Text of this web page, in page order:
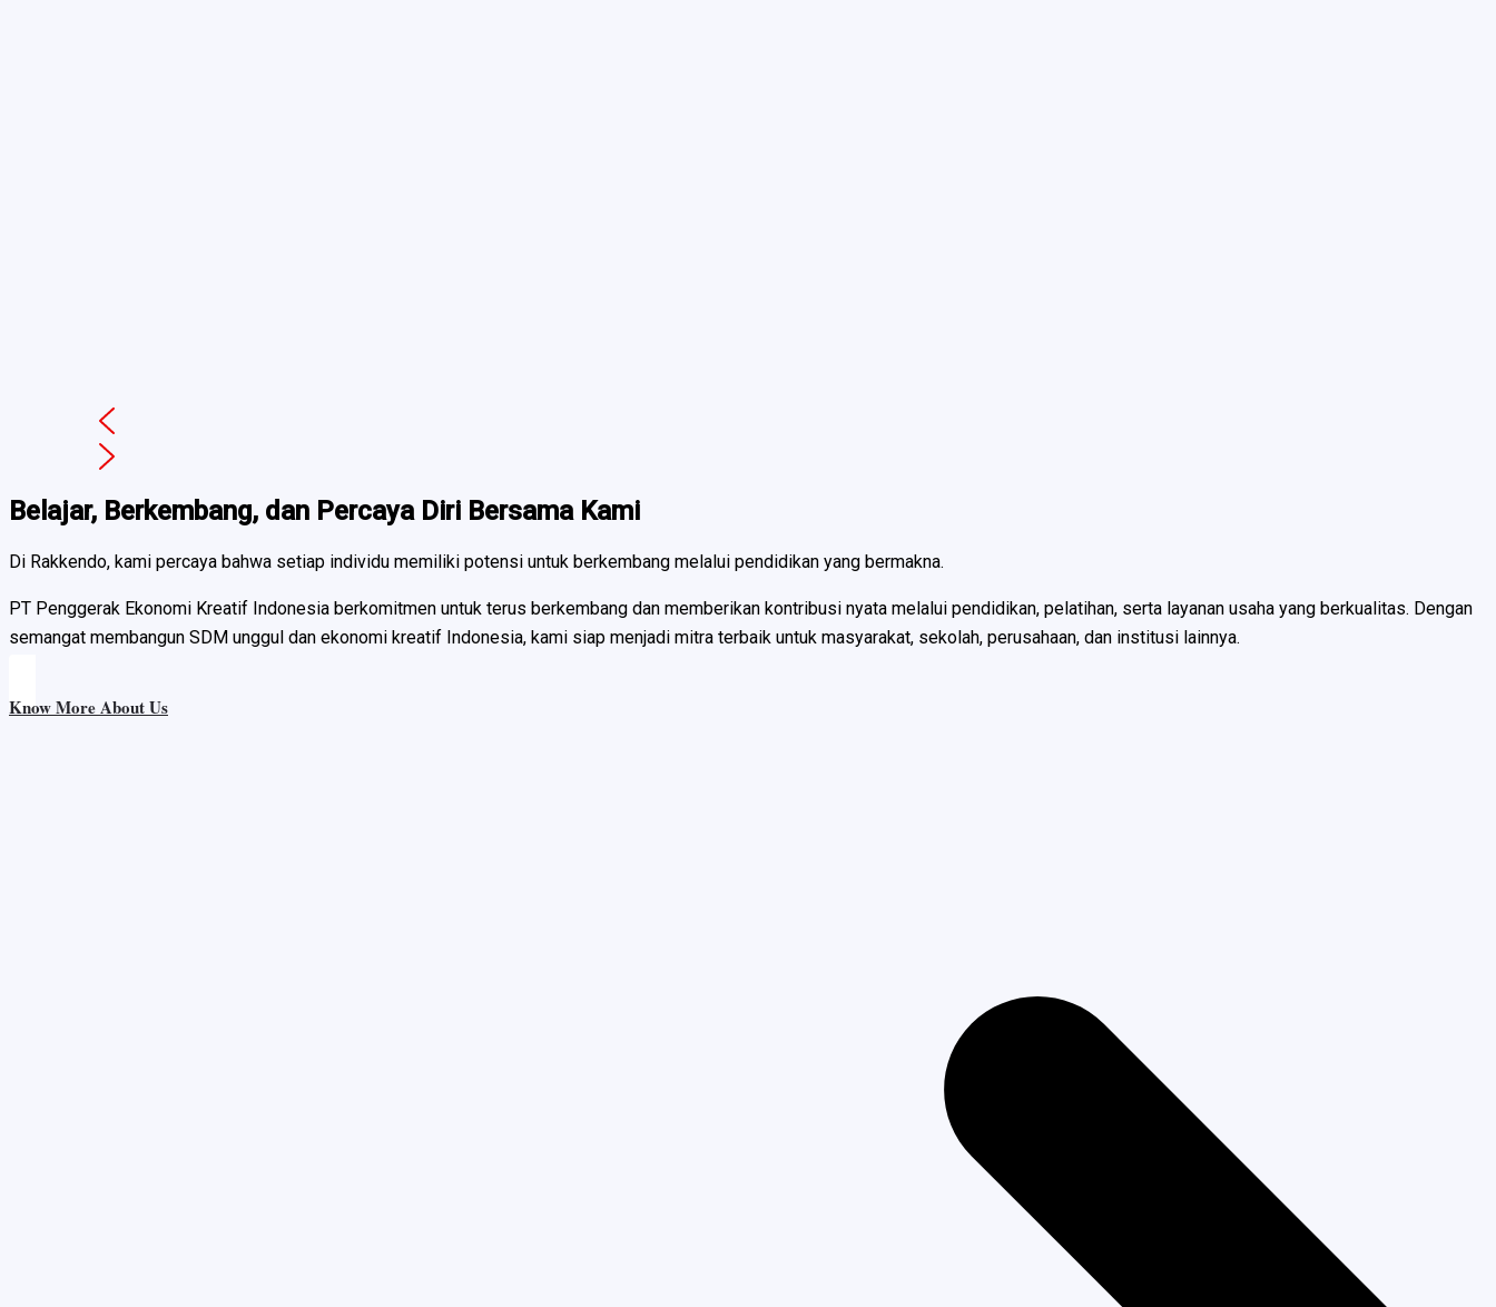
Belajar, Berkembang, dan Percaya Diri Bersama Kami
Di Rakkendo, kami percaya bahwa setiap individu memiliki potensi untuk berkembang melalui pendidikan yang bermakna.
PT Penggerak Ekonomi Kreatif Indonesia berkomitmen untuk terus berkembang dan memberikan kontribusi nyata melalui pendidikan, pelatihan, serta layanan usaha yang berkualitas. Dengan
semangat membangun SDM unggul dan ekonomi kreatif Indonesia, kami siap menjadi mitra terbaik untuk masyarakat, sekolah, perusahaan, dan institusi lainnya.
Know More About Us